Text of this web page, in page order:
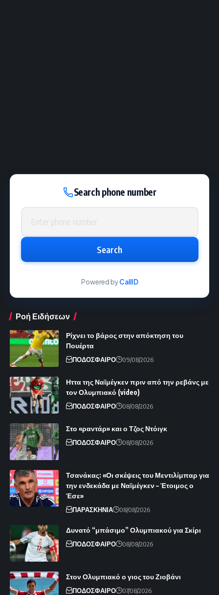
Search phone number
Phone number
Search
Powered byCallID
Ροή Ειδήσεων
Ρίχνει το βάρος στην απόκτηση του
Πουέρτα
ΠΟΔΟΣΦΑΙΡΟ 09/08/2026
Ηττα της Ναϊμέγκεν πριν από την ρεβάνς με
τον Ολυμπιακό (video)
ΠΟΔΟΣΦΑΙΡΟ 08/08/2026
Στο «ραντάρ» και ο Τζος Ντόιγκ
ΠΟΔΟΣΦΑΙΡΟ 08/08/2026
Τσανάκας: «Οι σκέψεις του Μεντιλίμπαρ για
την ενδεκάδα με Ναϊμέγκεν – Έτοιμος ο
Έσε»
ΠΑΡΑΣΚΗΝΙΑ 08/08/2026
Δυνατό “μπάσιμο” Ολυμπιακού για Σκίρι
ΠΟΔΟΣΦΑΙΡΟ 08/08/2026
Στον Ολυμπιακό ο γιος του Ζιοβάνι
ΠΟΔΟΣΦΑΙΡΟ 07/08/2026